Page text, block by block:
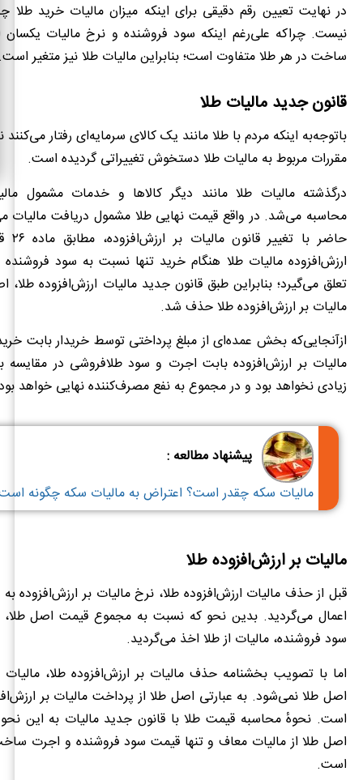
در نهایت تعیین رقم دقیقی برای اینکه میزان مالیات خرید
نیست. چراکه علی‌رغم اینکه سود فروشنده و نرخ مالیات
ساخت در هر طلا متفاوت است؛ بنابراین مالیات طلا نیز متغیر
قانون جدید مالیات طلا
باتوجه‌به اینکه مردم با طلا مانند یک کالای سرمایه‌ای رفتار
مقررات مربوط به مالیات طلا دستخوش تغییراتی گردیده است.
درگذشته مالیات طلا مانند دیگر کالاها و خدمات مشمول
محاسبه می‌شد. در واقع قیمت نهایی طلا مشمول دریافت مالیات
ارزش‌افزوده مالیات طلا هنگام خرید تنها نسبت به سود
تعلق می‌گیرد؛ بنابراین طبق قانون جدید مالیات ارزش‌افزوده
مالیات بر ارزش‌افزوده طلا حذف شد.
ازآنجایی‌که بخش عمده‌ای از مبلغ پرداختی توسط خریدار بابت
مالیات بر ارزش‌افزوده بابت اجرت و سود طلافروشی در مقایسه
زیادی نخواهد بود و در مجموع به نفع مصرف‌کننده نهایی خواهد
پیشنهاد مطالعه :
مالیات سکه چقدر است؟ اعتراض به مالیات سکه چگونه
مالیات بر ارزش‌افزوده طلا
قبل از حذف مالیات ارزش‌افزوده طلا، نرخ مالیات بر ارزش‌افزوده
اعمال می‌گردید. بدین نحو که نسبت به مجموع قیمت اصل
سود فروشنده، مالیات از طلا اخذ می‌گردید.
اما با تصویب بخشنامه حذف مالیات بر ارزش‌افزوده طلا،
اصل طلا نمی‌شود. به عبارتی اصل طلا از پرداخت مالیات بر
است. نحوهٔ محاسبه قیمت طلا با قانون جدید مالیات به این
اصل طلا از مالیات معاف و تنها قیمت سود فروشنده و اجرت
است.